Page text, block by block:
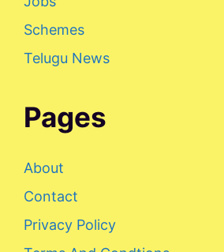
Schemes
Telugu News
Pages
About
Contact
Privacy Policy